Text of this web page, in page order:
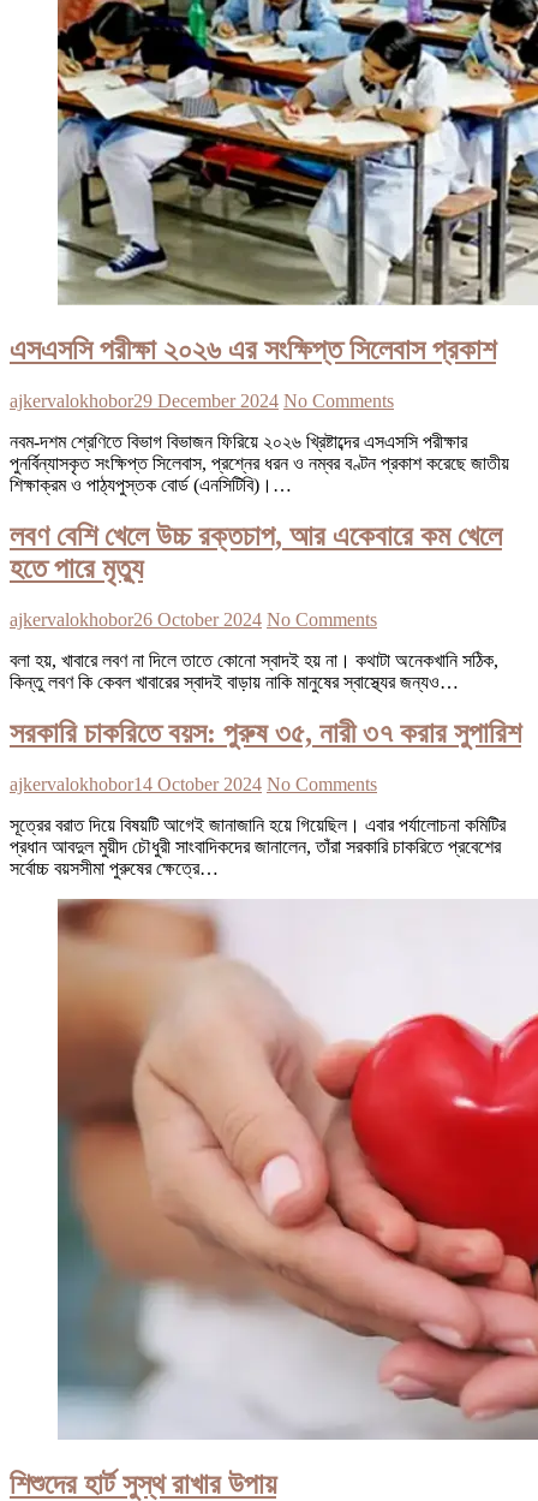
এসএসসি পরীক্ষা ২০২৬ এর সংক্ষিপ্ত সিলেবাস প্রকাশ
ajkervalokhobor29 December 2024 No Comments
নবম-দশম শ্রেণিতে বিভাগ বিভাজন ফিরিয়ে ২০২৬ খ্রিষ্টাব্দের এসএসসি পরীক্ষার
পুনর্বিন্যাসকৃত সংক্ষিপ্ত সিলেবাস, প্রশ্নের ধরন ও নম্বর বণ্টন প্রকাশ করেছে জাতীয়
শিক্ষাক্রম ও পাঠ্যপুস্তক বোর্ড (এনসিটিবি)।…
লবণ বেশি খেলে উচ্চ রক্তচাপ, আর একেবারে কম খেলে
হতে পারে মৃত্যু
ajkervalokhobor26 October 2024 No Comments
বলা হয়, খাবারে লবণ না দিলে তাতে কোনো স্বাদই হয় না। কথাটা অনেকখানি সঠিক,
কিন্তু লবণ কি কেবল খাবারের স্বাদই বাড়ায় নাকি মানুষের স্বাস্থ্যের জন্যও…
সরকারি চাকরিতে বয়স: পুরুষ ৩৫, নারী ৩৭ করার সুপারিশ
ajkervalokhobor14 October 2024 No Comments
সূত্রের বরাত দিয়ে বিষয়টি আগেই জানাজানি হয়ে গিয়েছিল। এবার পর্যালোচনা কমিটির
প্রধান আবদুল মুয়ীদ চৌধুরী সাংবাদিকদের জানালেন, তাঁরা সরকারি চাকরিতে প্রবেশের
সর্বোচ্চ বয়সসীমা পুরুষের ক্ষেত্রে…
শিশুদের হার্ট সুস্থ রাখার উপায়